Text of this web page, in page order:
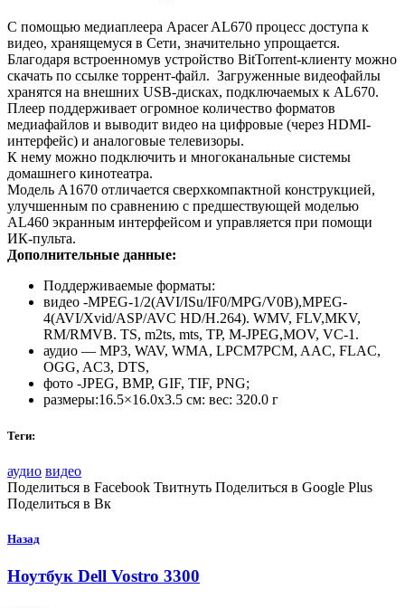
С помощью медиаплеера Арасеr AL670 процесс доступа к
видео, хранящемуся в Сети, значительно упрощается.
Благодаря встроенномув устройство BitTorrent-клиенту можно
скачать по ссылке торрент-файл. Загруженные видеофайлы
хранятся на внешних USB-дисках, подключаемых к AL670.
Плеер поддерживает огромное количество форматов
медиафайлов и выводит видео на цифровые (через HDMI-
интерфейс) и аналоговые телевизоры.
К нему можно подключить и многоканальные системы
домашнего кинотеатра.
Модель А1670 отличается сверхкомпактной конструкцией,
улучшенным по сравнению с предшествующей моделью
AL460 экранным интерфейсом и управляется при помощи
ИК-пульта.
Дополнительные данные:
Поддерживаемые форматы:
видео -MPEG-1/2(AVI/ISu/IF0/MPG/V0B),MPEG-
4(AVI/Xvid/ASP/AVC HD/H.264). WMV, FLV,MKV,
RM/RMVB. TS, m2ts, mts, TP, M-JPEG,MOV, VC-1.
аудио — MP3, WAV, WMA, LPCM7PCM, AAC, FLAC,
OGG, AC3, DTS,
фото -JPEG, BMP, GIF, TIF, PNG;
размеры:16.5×16.0x3.5 см: вес: 320.0 г
Теги:
аудио видео
Поделиться в Facebook Твитнуть Поделиться в Google Plus
Поделиться в Вк
Назад
Ноутбук Dell Vostro 3300